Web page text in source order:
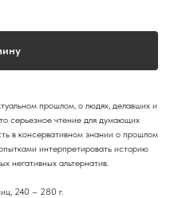
прошлом, о людях, делавших и
серьезное чтение для думающих
в консервативном знании о прошлом
интерпретировать историю
негативных альтернатив.
240 – 280 г.